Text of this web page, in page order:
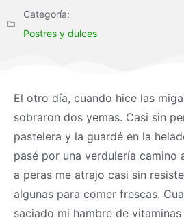
Categoría:
Postres y dulces
El otro día, cuando hice las
sobraron dos yemas. Casi sin
pastelera y la guardé en la
pasé por una verdulería camino
a peras me atrajo casi sin
algunas para comer frescas.
saciado mi hambre de